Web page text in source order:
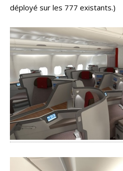
déployé sur les 777 existants.)